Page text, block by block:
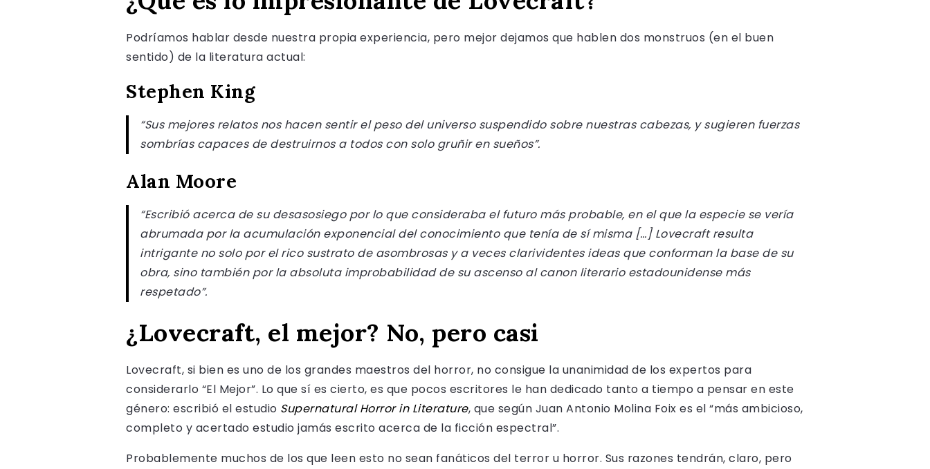
Podríamos hablar desde nuestra propia experiencia, pero mejor dejamos que hablen dos monstruos (en el buen
sentido) de la literatura actual:
Stephen King
“Sus mejores relatos nos hacen sentir el peso del universo suspendido sobre nuestras cabezas, y sugieren fuerzas
sombrías capaces de destruirnos a todos con solo gruñir en sueños”.
Alan Moore
“Escribió acerca de su desasosiego por lo que consideraba el futuro más probable, en el que la especie se vería
abrumada por la acumulación exponencial del conocimiento que tenía de sí misma […] Lovecraft resulta
intrigante no solo por el rico sustrato de asombrosas y a veces clarividentes ideas que conforman la base de su
obra, sino también por la absoluta improbabilidad de su ascenso al canon literario estadounidense más
respetado”.
¿Lovecraft, el mejor? No, pero casi
Lovecraft, si bien es uno de los grandes maestros del horror, no consigue la unanimidad de los expertos para
considerarlo “El Mejor”. Lo que sí es cierto, es que pocos escritores le han dedicado tanto a tiempo a pensar en este
género: escribió el estudio Supernatural Horror in Literature, que según Juan Antonio Molina Foix es el “más ambicioso,
completo y acertado estudio jamás escrito acerca de la ficción espectral”.
Probablemente muchos de los que leen esto no sean fanáticos del terror u horror. Sus razones tendrán, claro, pero